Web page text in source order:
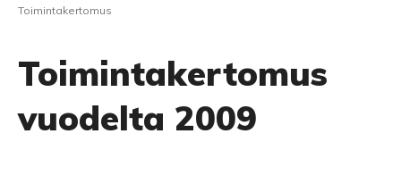
Toimintakertomus
Toimintakertomus
vuodelta 2009